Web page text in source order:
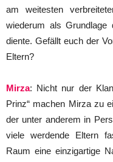
am weitesten
wiederum als Grundlage
diente. Gefällt euch der
Eltern?
Mirza: Nicht nur der
Prinz“ machen Mirza zu
der unter anderem in
viele werdende Eltern
Raum eine einzigartige